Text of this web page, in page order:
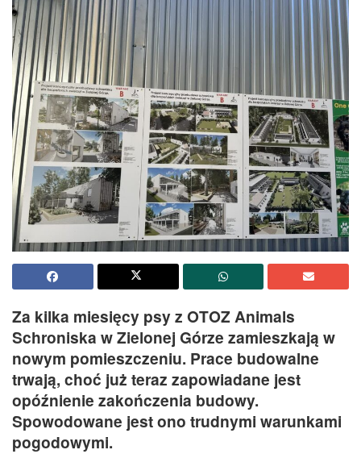
Za kilka miesięcy psy z OTOZ Animals
Schroniska w Zielonej Górze zamieszkają w
nowym pomieszczeniu. Prace budowalne
trwają, choć już teraz zapowiadane jest
opóźnienie zakończenia budowy.
Spowodowane jest ono trudnymi warunkami
pogodowymi.